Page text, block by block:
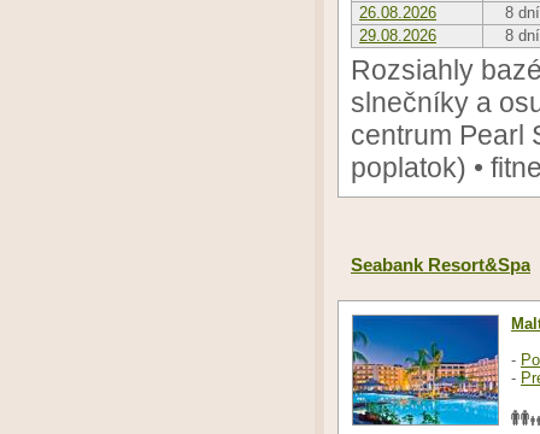
26.08.2026
8 dní
29.08.2026
8 dní
Rozsiahly
slnečníky a
centrum Pearl
poplatok) •
Seabank Resort&Spa
-
-